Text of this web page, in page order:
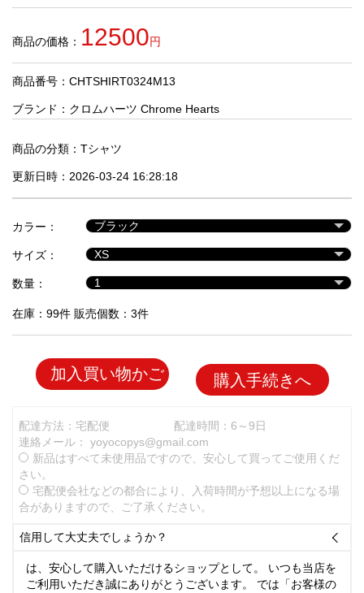
商
人
気
商
セ
ル
品
商品の価格： 12500円
商品番号：CHTSHIRT0324M13
ブランド： クロムハーツ Chrome Hearts
商品の分類： Tシャツ
更新日時：2026-03-24 16:28:18
カラー：
サイズ：
数量：
在庫：99件 販売個数：3件
加入買い物かご 購入手続きへ
配達方法：宅配便
配達時間：6～9日
連絡メール： yoyocopys@gmail.com
新品はすべて未使用品ですので、安心して買ってご使用くだ
さい。
宅配便会社などの都合により、入荷時間が予想以上になる場
合がありますので、ご了承ください。
信用して大丈夫でしょうか？ 
は、安心して購入いただけるショップとして。 いつも当店を
ご利用いただき誠にありがとうございます。 では「お客様の